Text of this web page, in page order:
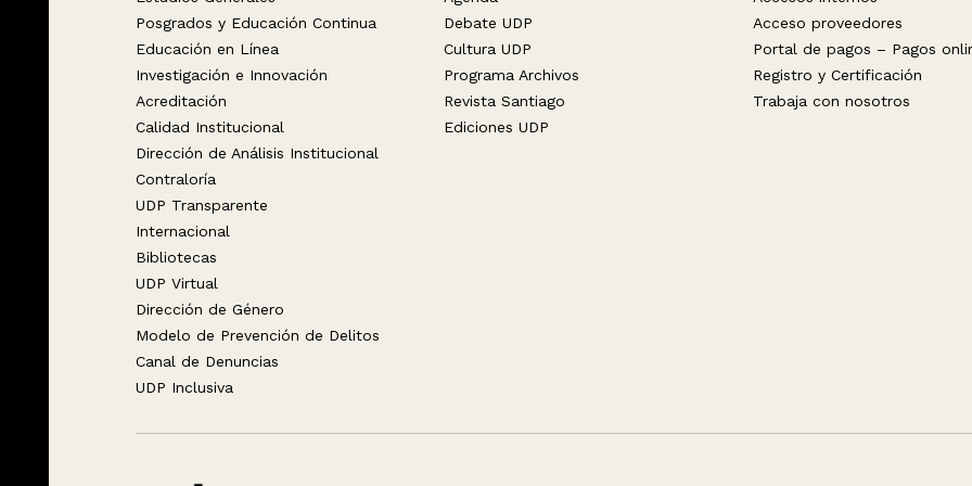
Posgrados y Educación Continua
Educación en Línea
Investigación e Innovación
Acreditación
Calidad Institucional
Dirección de Análisis Institucional
Contraloría
UDP Transparente
Internacional
Bibliotecas
UDP Virtual
Dirección de Género
Modelo de Prevención de Delitos
Canal de Denuncias
UDP Inclusiva
Debate UDP
Cultura UDP
Programa Archivos
Revista Santiago
Ediciones UDP
Acceso proveedores
Portal de pagos – Pagos
Registro y Certificación
Trabaja con nosotros